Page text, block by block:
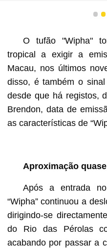
1 2
O tufão "Wipha"
tropical a exigir a
Macau, nos últimos
disso, é também o
desde que há registos,
Brendon, data de
as características de
Aproximação
Após a entrada
“Wipha” continuou a
dirigindo-se
do Rio das Pérolas
acabando por passar a